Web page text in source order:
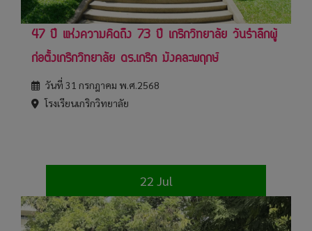
47 ปี แห่งความคิดถึง 73 ปี เกริกวิทยาลัย วันรำลึกผู้
ก่อตั้งเกริกวิทยาลัย ดร.เกริก มังคละพฤกษ์
วันที่ 31 กรกฎาคม พ.ศ.2568
โรงเรียนเกริกวิทยาลัย